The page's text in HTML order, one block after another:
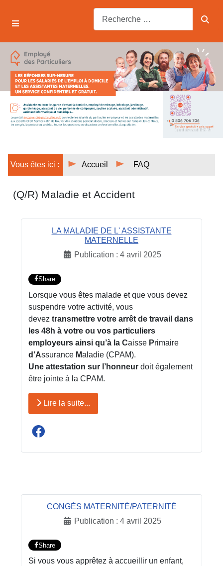
Vous êtes ici : Accueil FAQ
(Q/R) Maladie et Accident
LA MALADIE DE L' ASSISTANTE
MATERNELLE
Publication : 4 avril 2025
Share
Lorsque vous êtes malade et que vous devez
suspendre votre activité, vous
devez transmettre votre arrêt de travail dans
les 48h à votre ou vos particuliers
employeurs ainsi qu’à la Caisse Primaire
d’Assurance Maladie (CPAM).
Une attestation sur l’honneur doit également
être jointe à la CPAM.
Lire la suite...
CONGÉS MATERNITÉ/PATERNITÉ
Publication : 4 avril 2025
Share
Si vous vous apprêtez à accueillir un enfant,